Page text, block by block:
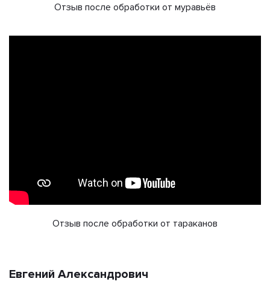
Отзыв после обработки от муравьёв
Отзыв после обработки от тараканов
Евгений Александрович